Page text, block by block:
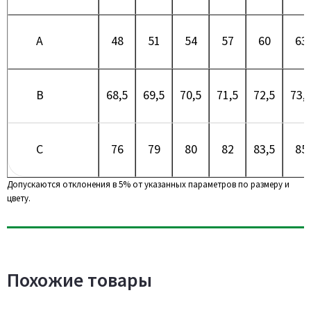
A 48 51 54 57 60 63
B 68,5 69,5 70,5 71,5 72,5 73,5
C 76 79 80 82 83,5 85
Допускаются отклонения в 5% от указанных параметров по размеру и
цвету.
Похожие товары